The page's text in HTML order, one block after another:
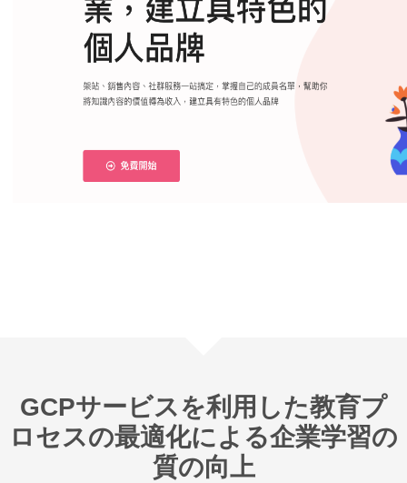
GCPサービスを利用した教育プ
ロセスの最適化による企業学習の
質の向上